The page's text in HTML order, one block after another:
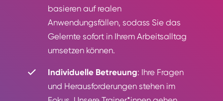
basieren auf realen
Anwendungsfällen, sodass Sie das
Gelernte sofort in Ihrem Arbeitsalltag
umsetzen können.
Individuelle Betreuung: Ihre Fragen
und Herausforderungen stehen im